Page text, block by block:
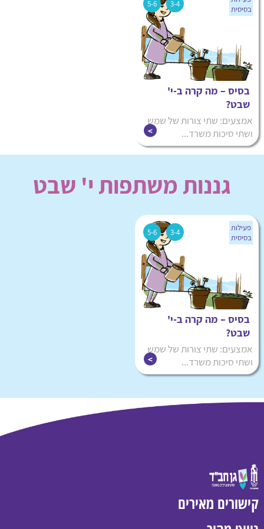
ג בתמוז
י"ב בתמוז
בסיס – מה קרה ב-י'
שבט?
אמצעים: שתי צורות של שמש
ושתי סיכות משרד...
3-4
5-6
בסיסית
גננות משתפות י' שבט
בסיס – מה קרה ב-י'
שבט?
אמצעים: שתי צורות של שמש
ושתי סיכות משרד...
3-4
5-6
פעילות
בסיסית
קישורים מאירים
הורדה